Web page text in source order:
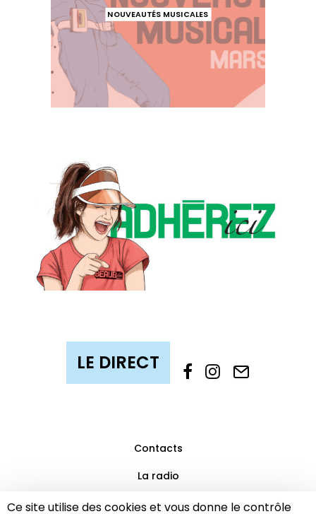
Ce site utilise des cookies et vous donne le contrôle
NOUVEAUTÉS MUSICALES
Contacts
La radio
Mentions légales